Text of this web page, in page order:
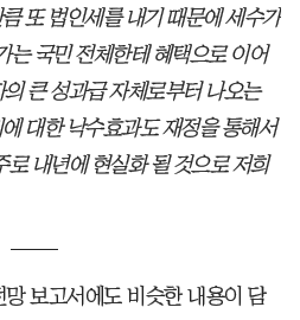
또 법인세를 내기 때문에 세수가
는 국민 전체한테 혜택으로 이어
큰 성과급 자체로부터 나오는
대한 낙수효과도 재정을 통해서
로 내년에 현실화 될 것으로 저희
보고서에도 비슷한 내용이 담